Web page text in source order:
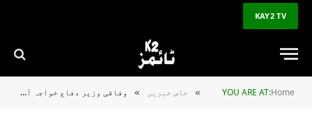
KAY2 TV
YOU ARE AT:Home
» خاص خبریں » وفاقی وزیر دفاع خواجہ آصف نے اپوزیشن لیڈرکے فوج سے متعلق بیان کو غیر ذمہ دارانہ قرار دیدیا